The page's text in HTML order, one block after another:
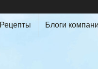
Рецепты Блоги